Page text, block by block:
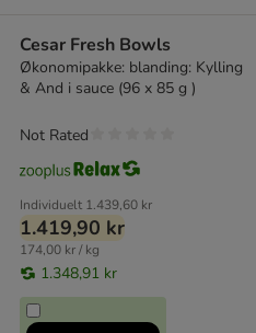
Cesar Fresh Bowls
Økonomipakke: blanding: Kylling
& And i sauce (96 x 85 g )
Individuelt 1.439,60 kr
1.419,90 kr
174,00 kr / kg
1.348,91 kr
Not Rated